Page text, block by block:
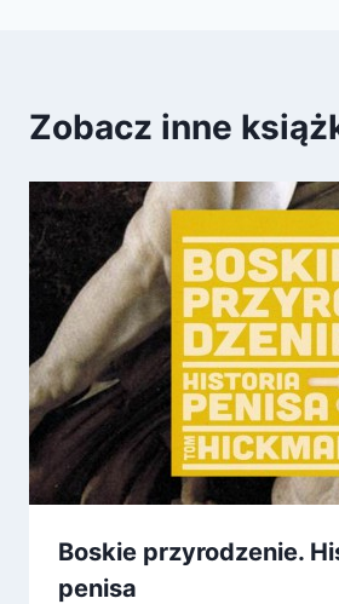
Zobacz inne
Boskie przyrodzenie.
penisa